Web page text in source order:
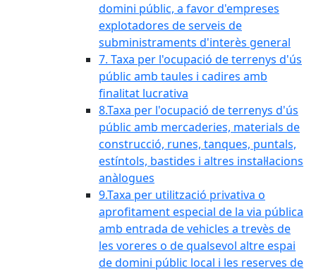
domini públic, a favor d'empreses
explotadores de serveis de
subministraments d'interès general
7. Taxa per l'ocupació de terrenys d'ús
públic amb taules i cadires amb
finalitat lucrativa
8.Taxa per l'ocupació de terrenys d'ús
públic amb mercaderies, materials de
construcció, runes, tanques, puntals,
estíntols, bastides i altres instal·lacions
anàlogues
9.Taxa per utilització privativa o
aprofitament especial de la via pública
amb entrada de vehicles a trevès de
les voreres o de qualsevol altre espai
de domini públic local i les reserves de